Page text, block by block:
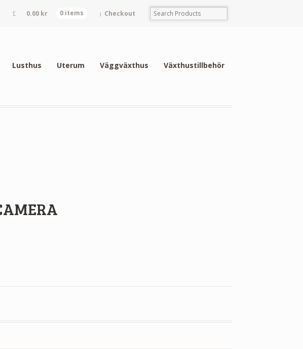
0.00 kr 0 items Checkout
Lusthus Uterum Väggväxthus Växthustillbehör